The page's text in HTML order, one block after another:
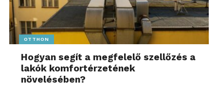
OTTHON
Hogyan segít a megfelelő szellőzés a
lakók komfortérzetének
növelésében?